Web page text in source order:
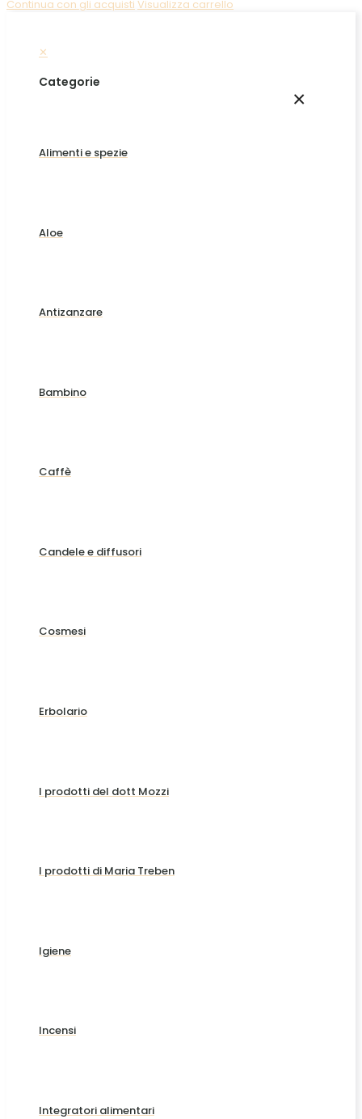
Continua con gli acquisti Visualizza carrello
✕
×
Categorie
Alimenti e spezie
Aloe
Antizanzare
Bambino
Caffè
Candele e diffusori
Cosmesi
Erbolario
I prodotti del dott Mozzi
I prodotti di Maria Treben
Igiene
Incensi
Integratori alimentari